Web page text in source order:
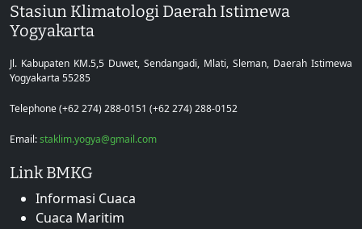
Stasiun Klimatologi Daerah Istimewa
Yogyakarta
Jl. Kabupaten KM.5,5 Duwet, Sendangadi, Mlati, Sleman, Daerah Istimewa
Yogyakarta 55285
Telephone (+62 274) 288-0151 (+62 274) 288-0152
Email:staklim.yogya@gmail.com
Link BMKG
Informasi Cuaca
Cuaca Maritim